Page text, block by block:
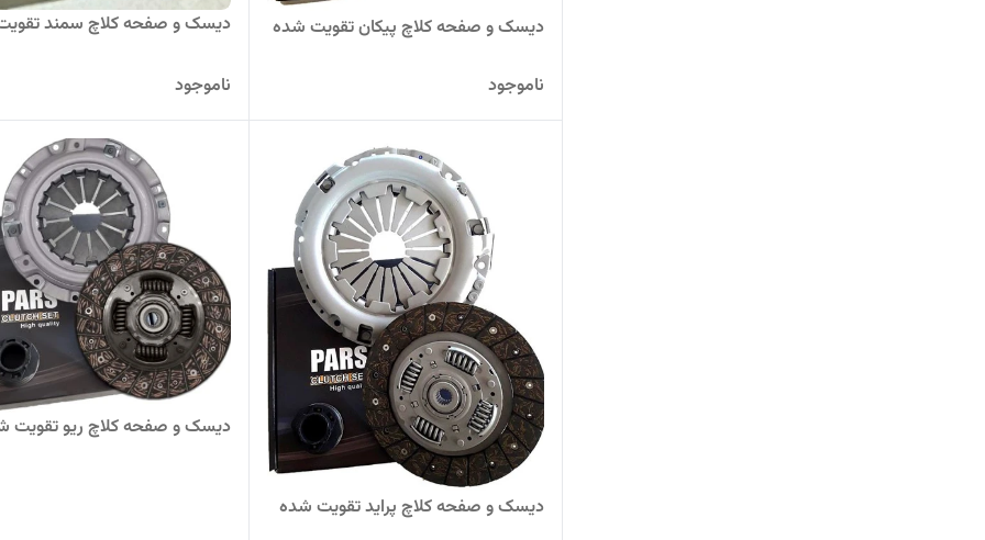
دیسک و صفحه کلاچ پیکان تقویت شده
ناموجود
دیسک و صفحه کلاچ سمند
ناموجود
دیسک و صفحه کلاچ پراید تقویت شده
دیسک و صفحه کلاچ ریو تقویت